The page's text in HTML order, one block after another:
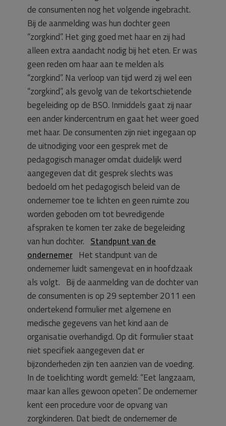
de consumenten nog het volgende ingebracht.
Bij de aanmelding was hun dochter geen
“zorgkind”. Het ging goed met haar en zij had
alleen extra aandacht nodig bij het eten. Er was
geen reden om haar aan te melden als
“zorgkind”. Na verloop van tijd werd zij wel een
“zorgkind”, als gevolg van de tekortschietende
begeleiding op de BSO. Inmiddels gaat zij naar
een ander kindercentrum en gaat het weer goed
met haar. De consumenten zijn niet ingegaan op
de uitnodiging voor een gesprek met de
pedagogisch manager omdat duidelijk werd
aangegeven dat dit gesprek slechts was
bedoeld om het pedagogisch beleid van de
ondernemer toe te lichten en geen ruimte zou
worden geboden om tot bevredigende
afspraken te komen ter zake de begeleiding
van hun dochter. Standpunt van de
ondernemer Het standpunt van de
ondernemer luidt samengevat en in hoofdzaak
als volgt. Bij de aanmelding van de dochter van
de consumenten is op 29 september 2011 een
ondertekend formulier met algemene en
medische gegevens van het kind aan de
organisatie overhandigd. Op dit formulier staat
niet specifiek aangegeven dat er
bijzonderheden zijn ten aanzien van de voeding.
In de toelichting wordt gemeld: “Eet langzaam,
maar kan alles gewoon opeten”. De ondernemer
kent een procedure voor de opvang van
zorgkinderen. Dat biedt de ondernemer de